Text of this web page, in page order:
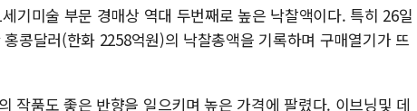
기미술 부문 경매상 역대 두번째로 높은 낙찰액이다. 특히 26일
콩달러(한화 2258억원)의 낙찰총액을 기록하며 구매열기가 뜨
작품도 좋은 반향을 일으키며 높은 가격에 팔렸다. 이브닝및 데